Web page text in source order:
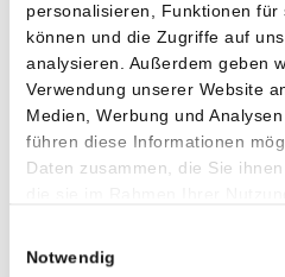
personalisieren, Funktionen
können und die Zugriffe auf
analysieren. Außerdem geben
Verwendung unserer Website
Medien, Werbung und
führen diese Informationen
Daten zusammen, die Sie
Notwendig
Mit der personellen
Schwerpunkten setzt die
Zeichen für moderne,
Versorgung in Kärnten.
Über die Privatklinik Villach
medizinisches